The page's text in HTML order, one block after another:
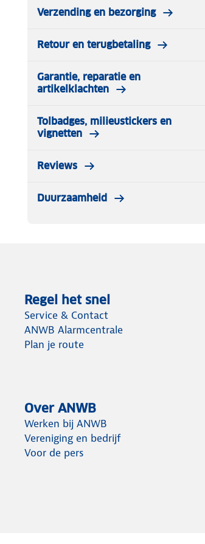
Verzending en bezorging
Retour en terugbetaling
Garantie, reparatie en
artikelklachten
Tolbadges, milieustickers en
vignetten
Reviews
Duurzaamheid
Regel het snel
Service & Contact
ANWB Alarmcentrale
Plan je route
Over ANWB
Werken bij ANWB
Vereniging en bedrijf
Voor de pers